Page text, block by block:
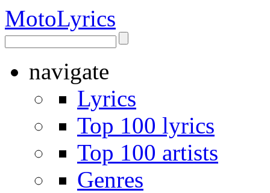
MotoLyrics
navigate
Lyrics
Top 100 lyrics
Top 100 artists
Genres